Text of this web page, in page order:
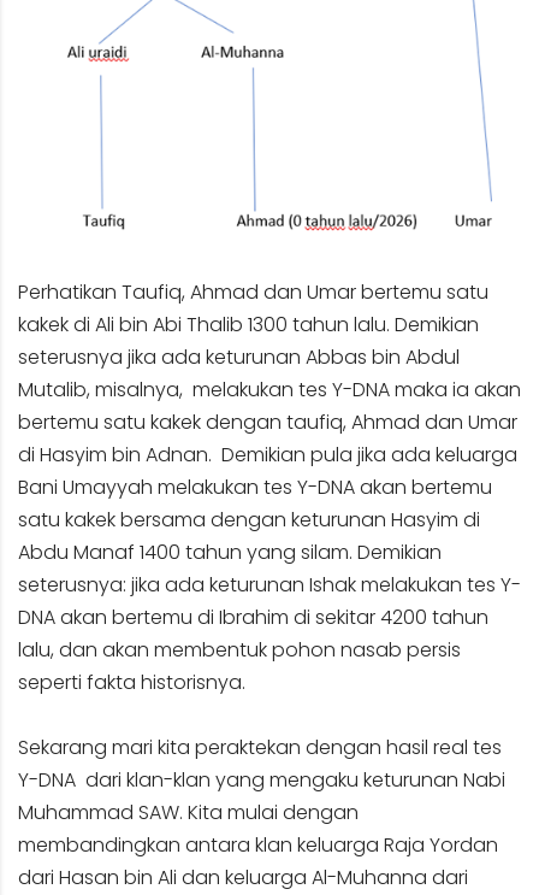
Perhatikan Taufiq, Ahmad dan Umar bertemu satu
kakek di Ali bin Abi Thalib 1300 tahun lalu. Demikian
seterusnya jika ada keturunan Abbas bin Abdul
Mutalib, misalnya, melakukan tes Y-DNA maka ia akan
bertemu satu kakek dengan taufiq, Ahmad dan Umar
di Hasyim bin Adnan. Demikian pula jika ada keluarga
Bani Umayyah melakukan tes Y-DNA akan bertemu
satu kakek bersama dengan keturunan Hasyim di
Abdu Manaf 1400 tahun yang silam. Demikian
seterusnya: jika ada keturunan Ishak melakukan tes Y-
DNA akan bertemu di Ibrahim di sekitar 4200 tahun
lalu, dan akan membentuk pohon nasab persis
seperti fakta historisnya.
Sekarang mari kita peraktekan dengan hasil real tes
Y-DNA dari klan-klan yang mengaku keturunan Nabi
Muhammad SAW. Kita mulai dengan
membandingkan antara klan keluarga Raja Yordan
dari Hasan bin Ali dan keluarga Al-Muhanna dari